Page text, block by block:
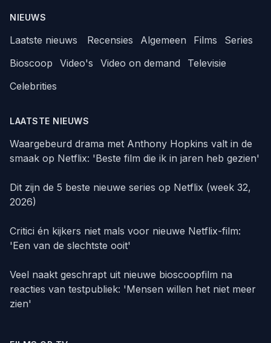
NIEUWS
Laatste nieuws Recensies Algemeen Films
Series
Bioscoop
Video's Video on demand
Televisie
Celebrities
LAATSTE NIEUWS
Waargebeurd drama met Anthony Hopkins valt in de
smaak op Netflix: 'Beste film die ik in jaren heb gezien'
Dit zijn de 5 beste nieuwe series op Netflix (week 32,
2026)
Critici én kijkers niet mals voor nieuwe Netflix-film:
'Een van de slechtste ooit'
Veel naakt geschrapt uit nieuwe bioscoopfilm na
reacties van testpubliek: 'Mensen willen het niet meer
zien'